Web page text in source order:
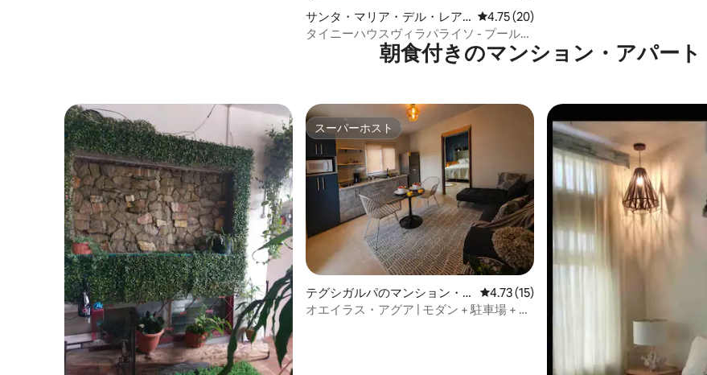
サンタ・マリア・デル・レア
ルの一軒家
レビュー20件、5つ星中4.75つ星の平均評価
4.75 (20)
タイニーハウスヴィラパライソ - プールと
朝食付きのマンション・アパート
スーパーホスト
スーパーホスト
テグシガルパのマンション・
アパート
レビュー15件、5つ星中4.73つ星の平均評価
4.73 (15)
オエイラス・アグア | モダン + 駐車場 + セ